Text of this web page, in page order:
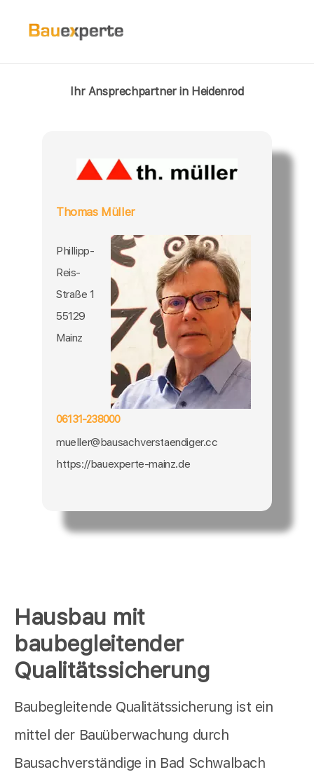
Hausbau mit
baubegleitender
Qualitätssicherung
Baubegleitende Qualitätssicherung ist ein
mittel der Bauüberwachung durch
Bausachverständige in Bad Schwalbach
Ihr Ansprechpartner in Heidenrod
Thomas Müller
Phillipp-
Reis-
Straße 1
55129
Mainz
06131-238000
mueller@bausachverstaendiger.cc
https://bauexperte-mainz.de